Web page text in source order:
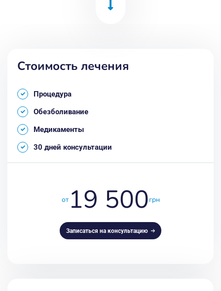
Стоимость лечения
Процедура
Обезболивание
Медикаменты
30 дней консультации
от19 500грн
Записаться на консультацию